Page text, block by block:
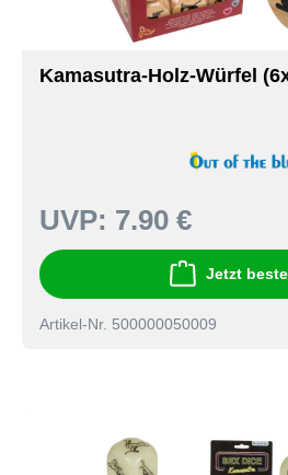
Kamasutra-Holz-Würfel
UVP: 7.90 €
Jetzt
Artikel-Nr. 500000050009